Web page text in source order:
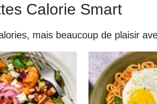
Calorie Smart
mais beaucoup de plaisir